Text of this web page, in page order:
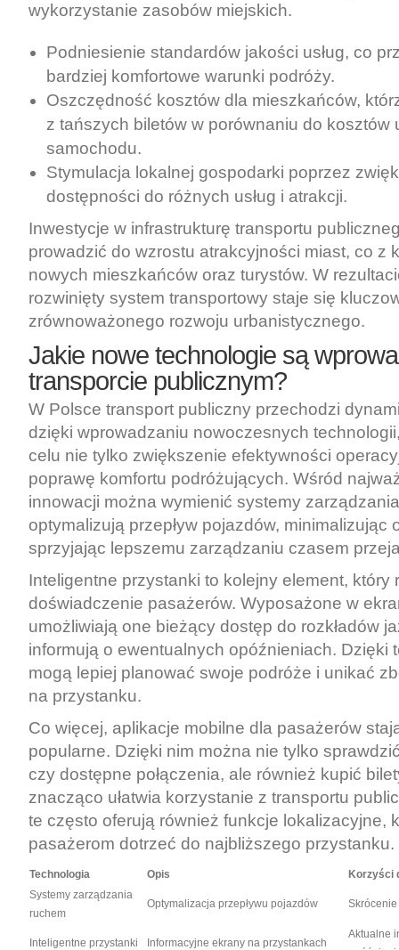
wykorzystanie zasobów miejskich.
Podniesienie standardów jakości usług, co
bardziej komfortowe warunki podróży.
Oszczędność kosztów dla mieszkańców,
z tańszych biletów w porównaniu do kosztów
samochodu.
Stymulacja lokalnej gospodarki poprzez
dostępności do różnych usług i atrakcji.
Inwestycje w infrastrukturę transportu
prowadzić do wzrostu atrakcyjności miast, co z
nowych mieszkańców oraz turystów. W
rozwinięty system transportowy staje się
zrównoważonego rozwoju urbanistycznego.
Jakie nowe technologie są
transporcie publicznym?
W Polsce transport publiczny przechodzi
dzięki wprowadzaniu nowoczesnych
celu nie tylko zwiększenie efektywności
poprawę komfortu podróżujących. Wśród
innowacji można wymienić systemy
optymalizują przepływ pojazdów, minimalizując
sprzyjając lepszemu zarządzaniu czasem
Inteligentne przystanki to kolejny element, który
doświadczenie pasażerów. Wyposażone w
umożliwiają one bieżący dostęp do rozkładów
informują o ewentualnych opóźnieniach. Dzięki
mogą lepiej planować swoje podróże i unikać
na przystanku.
Co więcej, aplikacje mobilne dla pasażerów
popularne. Dzięki nim można nie tylko
czy dostępne połączenia, ale również kupić
znacząco ułatwia korzystanie z transportu
te często oferują również funkcje lokalizacyjne,
pasażerom dotrzeć do najbliższego przystanku.
Technologia Opis
Korzyści
Systemy zarządzania
ruchem
Optymalizacja przepływu pojazdów
Inteligentne przystanki Informacyjne ekrany na przystankach
Aktualne